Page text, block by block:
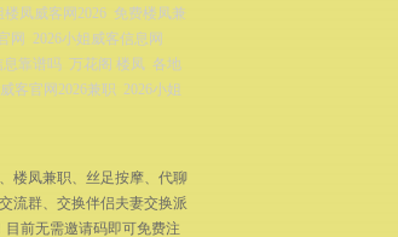
楼凤威客网2026 免费楼凤兼
网 2026小姐威客信息网
息靠谱吗 万花阁 楼凤 各地
客官网2026兼职 2026小姐
楼凤兼职、丝足按摩、代聊
流群、交换伴侣夫妻交换派
前无需邀请码即可免费注